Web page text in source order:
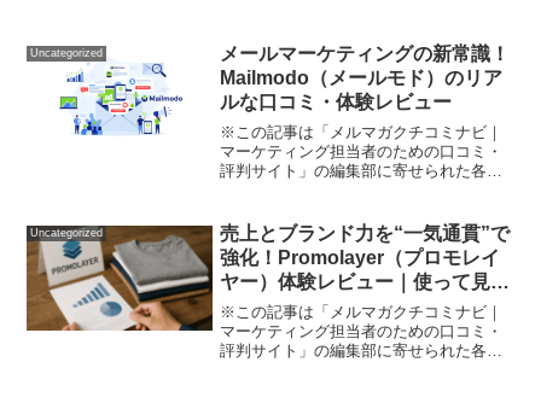
Uncategorized
メールマーケティングの新常識！
Mailmodo（メールモド）のリア
ルな口コミ・体験レビュー
※この記事は「メルマガクチコミナビ｜
マーケティング担当者のための口コミ・
評判サイト」の編集部に寄せられた各商
「テンプレートばかりでパターン化」
「リンクを踏んでもらえずコン...
Uncategorized
売上とブランド力を“一気通貫”で
強化！Promolayer（プロモレイ
ヤー）体験レビュー｜使って見え
た実力、メリット＆課題を徹底解
説
※この記事は「メルマガクチコミナビ｜
マーケティング担当者のための口コミ・
評判サイト」の編集部に寄せられた各商